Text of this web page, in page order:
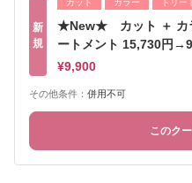
新
規
カット カラー トリー
★New★ カット ＋ カ
ートメント 15,730円
¥9,900
その他条件： 併用不可
このク